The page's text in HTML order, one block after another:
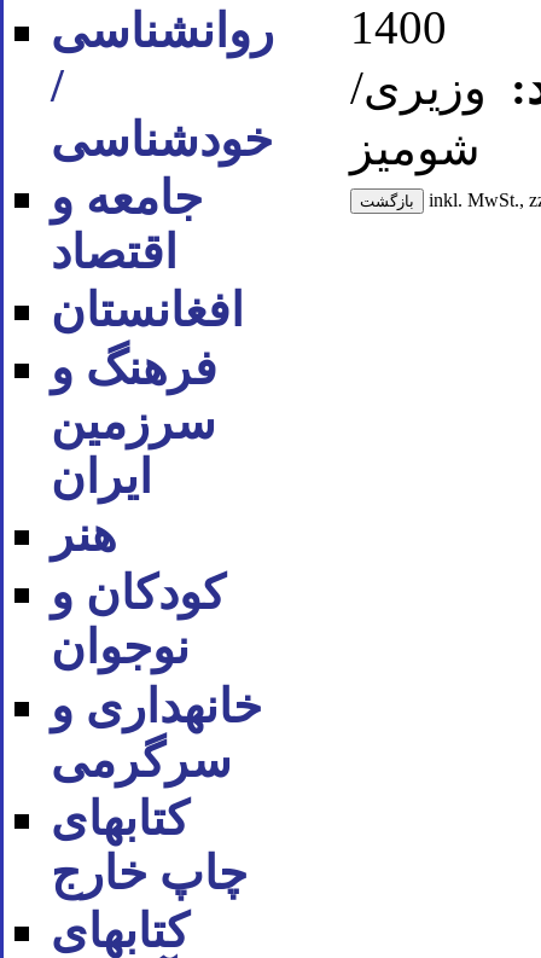
روان‪شناسی
/
خودشناسی
جامعه و
اقتصاد
افغانستان
فرهنگ و
سرزمین
ایران
هنر
کودکان و
نوجوان
خانه‪داری و
سرگرمی
کتاب‪های
چاپ خارج
کتاب‪های
1400
وزیری/
شومیز
inkl. MwSt.,